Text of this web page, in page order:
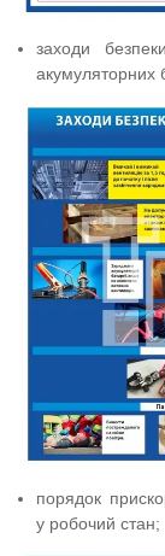
заходи
акумуляторних
порядок
у робочий стан;